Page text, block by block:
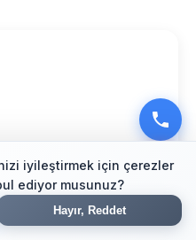
iyileştirmek için çerezler
ediyor musunuz?
Hayır, Reddet